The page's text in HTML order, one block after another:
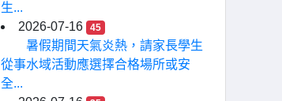
生...
2026-07-16
45
暑假期間天氣炎熱，請家長學生
從事水域活動應選擇合格場所或安
全...